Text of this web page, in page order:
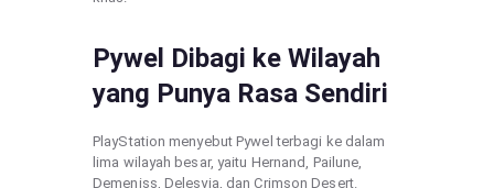
Pywel Dibagi ke Wilayah
yang Punya Rasa Sendiri
PlayStation menyebut Pywel terbagi ke dalam
lima wilayah besar, yaitu Hernand, Pailune,
Demeniss, Delesyia, dan Crimson Desert.